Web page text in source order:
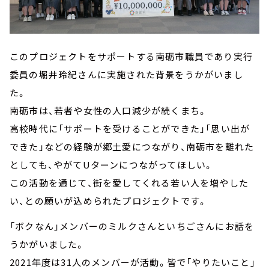
このプロジェクトをサポートする南砺市職員であり実行
委員の堀井玲紀さんに実施された背景をうかがいまし
た。
南砺市は、若者や女性の人口減少が続くまち。
高校時代に「サポートを受けることができた」「思い出が
できた」などの経験が郷土愛につながり、南砺市を離れた
としても、やがてUターンにつながってほしい。
この活動を通じて、街を愛してくれる若い人を増やした
い、との願いが込められたプロジェクトです。
「ボクなん」メンバーのミルクさんといちごさんにお話を
うかがいました。
2021年度は31人のメンバーが活動。皆で「やりたいこと」